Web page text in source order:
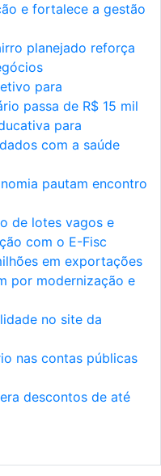
e fortalece a gestão
planejado reforça
para
passa de R$ 15 mil
para
com a saúde
pautam encontro
de lotes vagos e
com o E-Fisc
em exportações
por modernização e
no site da
nas contas públicas
descontos de até